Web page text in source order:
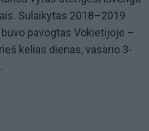
Sulaikytas 2018–2019
pavogtas Vokietijoje –
kelias dienas, vasario 3-